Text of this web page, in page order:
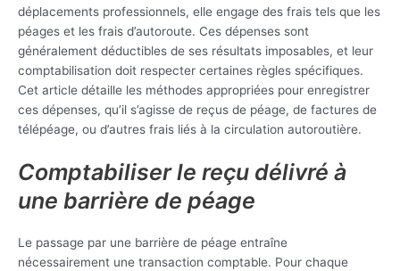
déplacements professionnels, elle engage des frais tels que les
péages et les frais d’autoroute. Ces dépenses sont
généralement déductibles de ses résultats imposables, et leur
comptabilisation doit respecter certaines règles spécifiques.
Cet article détaille les méthodes appropriées pour enregistrer
ces dépenses, qu’il s’agisse de reçus de péage, de factures de
télépéage, ou d’autres frais liés à la circulation autoroutière.
Comptabiliser le reçu délivré à
une barrière de péage
Le passage par une barrière de péage entraîne
nécessairement une transaction comptable. Pour chaque